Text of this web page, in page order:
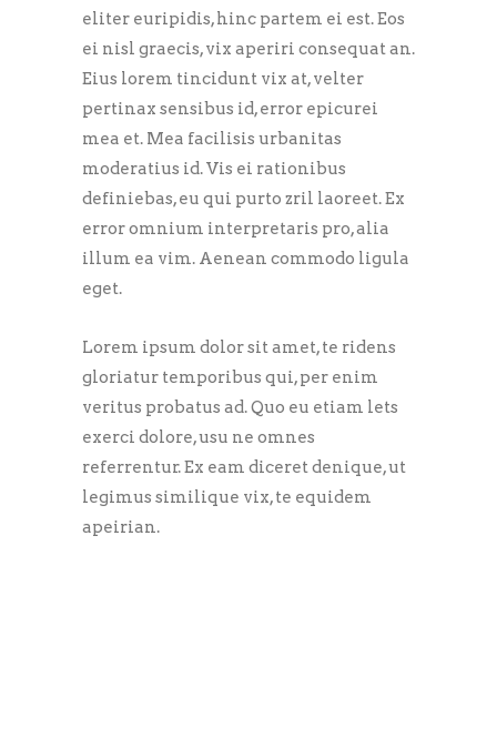
eliter euripidis, hinc partem ei est. Eos
ei nisl graecis, vix aperiri consequat an.
Eius lorem tincidunt vix at, velter
pertinax sensibus id, error epicurei
mea et. Mea facilisis urbanitas
moderatius id. Vis ei rationibus
definiebas, eu qui purto zril laoreet. Ex
error omnium interpretaris pro, alia
illum ea vim. Aenean commodo ligula
eget.
Lorem ipsum dolor sit amet, te ridens
gloriatur temporibus qui, per enim
veritus probatus ad. Quo eu etiam lets
exerci dolore, usu ne omnes
referrentur. Ex eam diceret denique, ut
legimus similique vix, te equidem
apeirian.